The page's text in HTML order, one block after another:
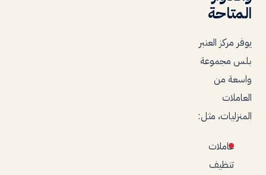
المتاحة
يوفر مركز العنبر
بلس مجموعة
واسعة من
العاملات
المنزليات، مثل:
عاملات
تنظيف